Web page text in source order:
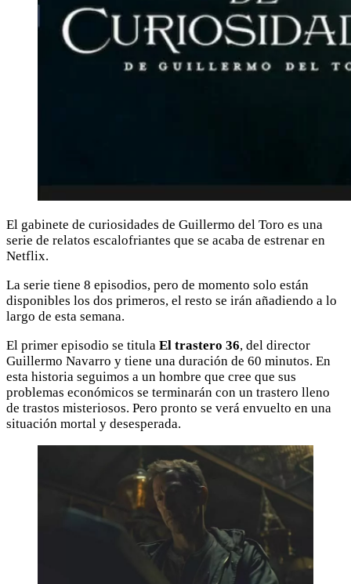
El gabinete de curiosidades de Guillermo del Toro es una
serie de relatos escalofriantes que se acaba de estrenar en
Netflix.
La serie tiene 8 episodios, pero de momento solo están
disponibles los dos primeros, el resto se irán añadiendo a lo
largo de esta semana.
El primer episodio se titula El trastero 36, del director
Guillermo Navarro y tiene una duración de 60 minutos. En
esta historia seguimos a un hombre que cree que sus
problemas económicos se terminarán con un trastero lleno
de trastos misteriosos. Pero pronto se verá envuelto en una
situación mortal y desesperada.